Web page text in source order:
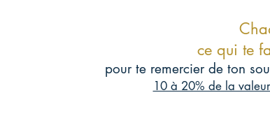
ce qui te
pour te remercier de ton
10 à 20% de la